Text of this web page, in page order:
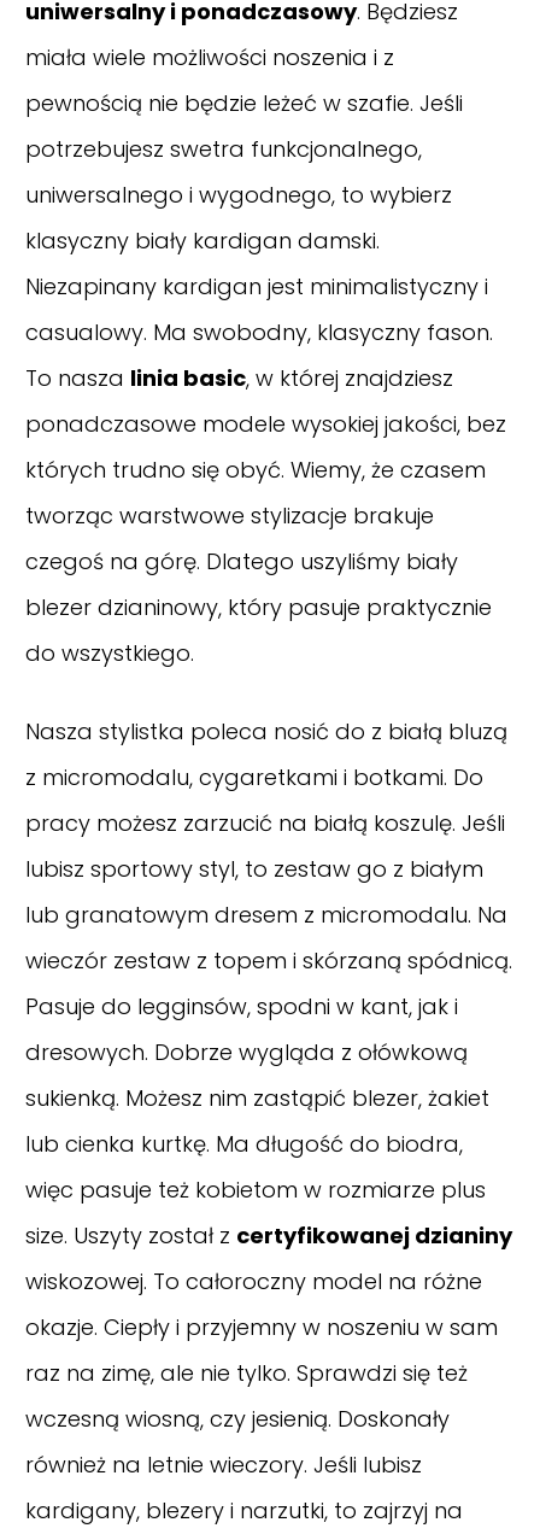
uniwersalny i ponadczasowy. Będziesz
miała wiele możliwości noszenia i z
pewnością nie będzie leżeć w szafie. Jeśli
potrzebujesz swetra funkcjonalnego,
uniwersalnego i wygodnego, to wybierz
klasyczny biały kardigan damski.
Niezapinany kardigan jest minimalistyczny i
casualowy. Ma swobodny, klasyczny fason.
To nasza linia basic, w której znajdziesz
ponadczasowe modele wysokiej jakości, bez
których trudno się obyć. Wiemy, że czasem
tworząc warstwowe stylizacje brakuje
czegoś na górę. Dlatego uszyliśmy biały
blezer dzianinowy, który pasuje praktycznie
do wszystkiego.
Nasza stylistka poleca nosić do z białą bluzą
z micromodalu, cygaretkami i botkami. Do
pracy możesz zarzucić na białą koszulę. Jeśli
lubisz sportowy styl, to zestaw go z białym
lub granatowym dresem z micromodalu. Na
wieczór zestaw z topem i skórzaną spódnicą.
Pasuje do legginsów, spodni w kant, jak i
dresowych. Dobrze wygląda z ołówkową
sukienką. Możesz nim zastąpić blezer, żakiet
lub cienka kurtkę. Ma długość do biodra,
więc pasuje też kobietom w rozmiarze plus
size. Uszyty został z certyfikowanej dzianiny
wiskozowej. To całoroczny model na różne
okazje. Ciepły i przyjemny w noszeniu w sam
raz na zimę, ale nie tylko. Sprawdzi się też
wczesną wiosną, czy jesienią. Doskonały
również na letnie wieczory. Jeśli lubisz
kardigany, blezery i narzutki, to zajrzyj na